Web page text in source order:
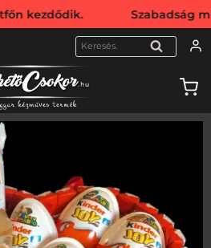
Szabadság miatt
KERESÉS